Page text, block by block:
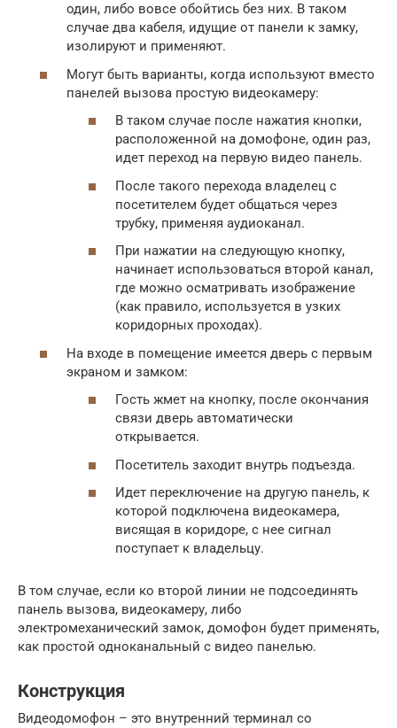
один, либо вовсе обойтись без них. В таком
случае два кабеля, идущие от панели к замку,
изолируют и применяют.
Могут быть варианты, когда используют вместо
панелей вызова простую видеокамеру:
В таком случае после нажатия кнопки,
расположенной на домофоне, один раз,
идет переход на первую видео панель.
После такого перехода владелец с
посетителем будет общаться через
трубку, применяя аудиоканал.
При нажатии на следующую кнопку,
начинает использоваться второй канал,
где можно осматривать изображение
(как правило, используется в узких
коридорных проходах).
На входе в помещение имеется дверь с первым
экраном и замком:
Гость жмет на кнопку, после окончания
связи дверь автоматически
открывается.
Посетитель заходит внутрь подъезда.
Идет переключение на другую панель, к
которой подключена видеокамера,
висящая в коридоре, с нее сигнал
поступает к владельцу.
В том случае, если ко второй линии не подсоединять
панель вызова, видеокамеру, либо
электромеханический замок, домофон будет применять,
как простой одноканальный с видео панелью.
Конструкция
Видеодомофон – это внутренний терминал со